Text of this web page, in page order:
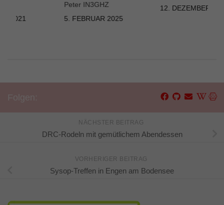
Peter IN3GHZ
5. FEBRUAR 2025
12. DEZEMBER
2021
NÄCHSTER BEITRAG
DRC-Rodeln mit gemütlichem Abendessen
VORHERIGER BEITRAG
Sysop-Treffen in Engen am Bodensee